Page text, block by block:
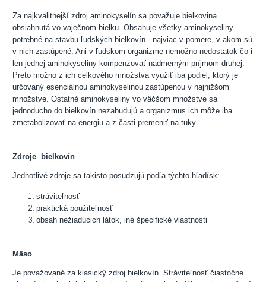
Za najkvalitnejší zdroj aminokyselín sa považuje bielkovina
obsiahnutá vo vaječnom bielku. Obsahuje všetky aminokyseliny
potrebné na stavbu ľudských bielkovín - najviac v pomere, v akom sú
v nich zastúpené. Ani v ľudskom organizme nemožno nedostatok čo i
len jednej aminokyseliny kompenzovať nadmerným príjmom druhej.
Preto možno z ich celkového množstva využiť iba podiel, ktorý je
určovaný esenciálnou aminokyselinou zastúpenou v najnižšom
množstve. Ostatné aminokyseliny vo väčšom množstve sa
jednoducho do bielkovín nezabudujú a organizmus ich môže iba
zmetabolizovať na energiu a z časti premeniť na tuky.
Zdroje bielkovín
Jednotlivé zdroje sa takisto posudzujú podľa týchto hľadísk:
stráviteľnosť
praktická použiteľnosť
obsah nežiadúcich látok, iné špecifické vlastnosti
Mäso
Je považované za klasický zdroj bielkovín. Stráviteľnosť čiastočne